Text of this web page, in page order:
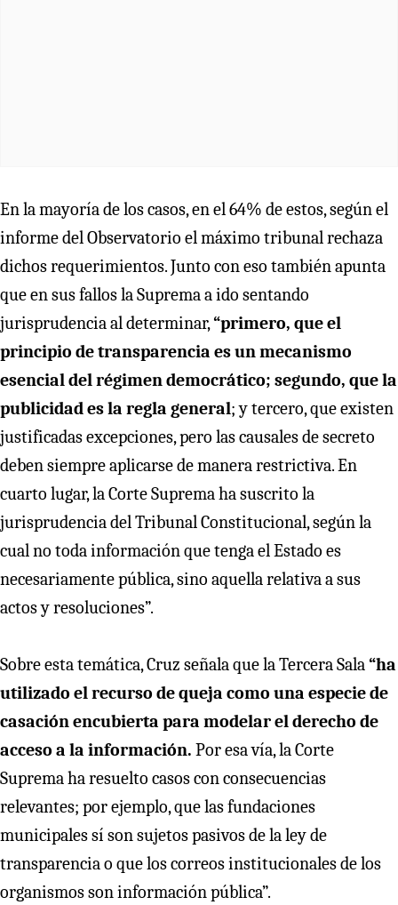
En la mayoría de los casos, en el 64% de estos, según el
informe del Observatorio el máximo tribunal rechaza
dichos requerimientos. Junto con eso también apunta
que en sus fallos la Suprema a ido sentando
jurisprudencia al determinar,“primero, que el
principio de transparencia es un mecanismo
esencial del régimen democrático; segundo, que la
publicidad es la regla general; y tercero, que existen
justificadas excepciones, pero las causales de secreto
deben siempre aplicarse de manera restrictiva. En
cuarto lugar, la Corte Suprema ha suscrito la
jurisprudencia del Tribunal Constitucional, según la
cual no toda información que tenga el Estado es
necesariamente pública, sino aquella relativa a sus
actos y resoluciones”.
Sobre esta temática, Cruz señala que la Tercera Sala“ha
utilizado el recurso de queja como una especie de
casación encubierta para modelar el derecho de
acceso a la información. Por esa vía, la Corte
Suprema ha resuelto casos con consecuencias
relevantes; por ejemplo, que las fundaciones
municipales sí son sujetos pasivos de la ley de
transparencia o que los correos institucionales de los
organismos son información pública”.